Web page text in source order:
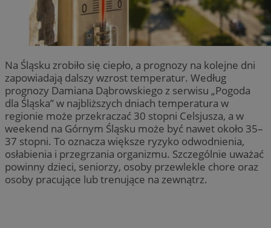
Na Śląsku zrobiło się ciepło, a prognozy na kolejne dni
zapowiadają dalszy wzrost temperatur. Według
prognozy Damiana Dąbrowskiego z serwisu „Pogoda
dla Śląska” w najbliższych dniach temperatura w
regionie może przekraczać 30 stopni Celsjusza, a w
weekend na Górnym Śląsku może być nawet około 35–
37 stopni. To oznacza większe ryzyko odwodnienia,
osłabienia i przegrzania organizmu. Szczególnie uważać
powinny dzieci, seniorzy, osoby przewlekle chore oraz
osoby pracujące lub trenujące na zewnątrz.